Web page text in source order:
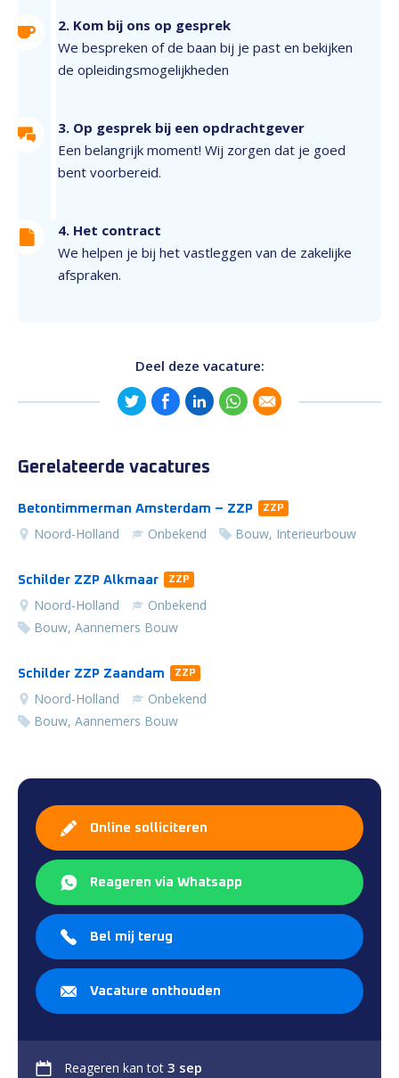
2. Kom bij ons op gesprek
We bespreken of de baan bij je past en bekijken
de opleidingsmogelijkheden
3. Op gesprek bij een opdrachtgever
Een belangrijk moment! Wij zorgen dat je goed
bent voorbereid.
4. Het contract
We helpen je bij het vastleggen van de zakelijke
afspraken.
Deel deze vacature:
Gerelateerde vacatures
Betontimmerman Amsterdam – ZZP ZZP
Noord-Holland Onbekend Bouw, Interieurbouw
Schilder ZZP Alkmaar ZZP
Noord-Holland
Onbekend
Bouw, Aannemers Bouw
Schilder ZZP Zaandam ZZP
Noord-Holland
Onbekend
Bouw, Aannemers Bouw
Online solliciteren
Reageren via Whatsapp
Bel mij terug
Vacature onthouden
Reageren kan tot 3 sep